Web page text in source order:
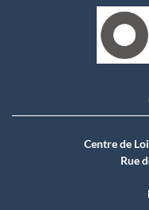
Centre de
Rue